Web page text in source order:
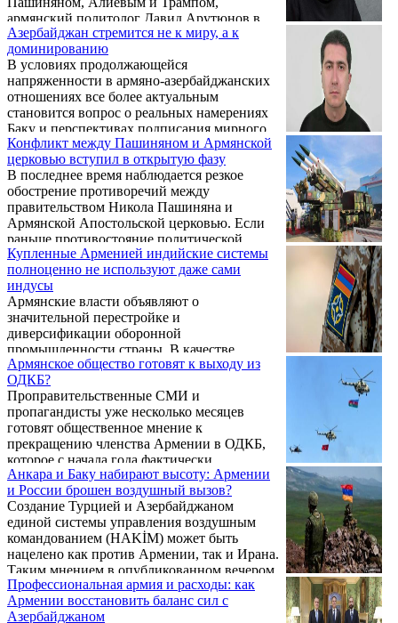
политолог Давид Арутюнов.
армянский политолог Давид Арутюнов в
интервью VERELQ трезво и без иллюзий
оценивает последствия Вашингтонского
саммита. Является ли предполагаемое
совместное заявление о выходе Армении и
Азербайджана из Минской группы не
просто символом, а точкой невозврата? Или
же это — необходимая жертва ради новой
геополитической архитектуры, в которой
США примеряют роль главного
архитектора? Что стоит за проектом ...
Азербайджан стремится не к миру, а к
доминированию
В условиях продолжающейся
напряженности в армяно-азербайджанских
отношениях все более актуальным
становится вопрос о реальных намерениях
Баку и перспективах подписания мирного
договора между двумя странами. О том,
почему Азербайджан выдвигает новые
требования к Армении, в том числе об
изменении Конституции, насколько реальна
угроза новой эскалации и какие факторы
могут повлиять на развитие ситуации, в
интервью информационно-аналитическому
центру VERELQ рассказал армянский
политолог Давид Арутюнов. ...
Конфликт между Пашиняном и Армянской
церковью вступил в открытую фазу
В последнее время наблюдается резкое
обострение противоречий между
правительством Никола Пашиняна и
Армянской Апостольской церковью. Если
раньше противостояние политической
власти с церковью носило во многом
подковерный характер, то с новой волной
протестного движения, возглавляемого
высокопоставленным церковным иерархом,
архиепископом Багратом Галстаняном,
нападки на ААЦ резко усилились. Пашинян
лично заявил, что Армянская Апостольская
Церковь является "агентом влияния" с
давних времен и пригрозил ...
Купленные Арменией индийские системы
полноценно не используют даже сами
индусы
Армянские власти объявляют о
значительной перестройке и
диверсификации оборонной
промышленности страны. В качестве
ключевого показателя они указывают на
снижение доли России в соглашениях о
поставках вооружений Армении за
последние 2-3 года с 96% до менее 10%.
Армянский политолог Давид Арутюнов
рассказал VERELQ с какими вызовами
сталкивается Армения в процессе
разнообразия оборонной промышленности,
почему Ереван решил придать особое
значение сотрудничеству с Индией и
Францией по этому вопросу, а ...
Армянское общество готовят к выходу из
ОДКБ?
Проправительственные СМИ и
пропагандисты уже несколько месяцев
готовят общественное мнение к
прекращению членства Армении в ОДКБ,
которое с начала года фактически
заморожено. С аналогичным заявлением
сегодня, 29 сентября, выступили
прозападные структуры гражданского
общества, потребовав, помимо выхода из
ОДКБ, прекращения ретрансляции
российских телеканалов и вывода
российских ВС с территории Армении.
Анкара и Баку набирают высоту: Армении
и России брошен воздушный вызов?
Создание Турцией и Азербайджаном
единой системы управления воздушным
командованием (HAKİM) может быть
нацелено как против Армении, так и Ирана.
Таким мнением в опубликованном вечером
22 июня интервью Sputnik Армения
поделился эксперт в области региональной
безопасности Давид Арутюнов.
Профессиональная армия и расходы: как
Армении восстановить баланс сил с
Азербайджаном